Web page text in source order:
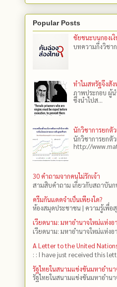
Popular Posts
ชัยชนะบนกองเ
บทความกึ่งวิชา
ทำไมสหรัฐจึงสั
ภาพประกอบ ผู้น
ซึ่งนำไปส...
นักวิชาการยกตั
นักวิชาการยกตั
http://
30 คำถามจากคนไม่รักเจ้า
สามสิบคำถาม เกี่ยวกับสถาบันก
ครีมกันแดดจำเป็นเพียงใด?
ห้องสมุดประชาชน | ความรู้เพื่อ
เวียดนาม: มหาอำนาจใหม่แห่ง
เวียดนาม: มหาอำนาจใหม่แห่งอ
A Letter to the United
: : I have just received this
รัฐไทยในสนามแข่งขันมหาอำน
รัฐไทยในสนามแข่งขันมหาอำน